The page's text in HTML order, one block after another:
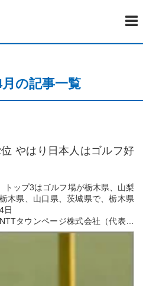
の記事一覧
やはり日本人はゴルフ好
トップ3はゴルフ場が栃木県、山梨
木県、山口県、茨城県で、栃木県
日
タウンページ株式会社（代表取
京都港区虎ノ門3-8-8）は...